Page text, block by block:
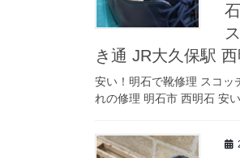
き通 JR大久保駅
安い！明石で靴修理 スコッ
れの修理 明石市 西明石 安